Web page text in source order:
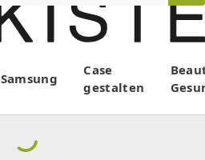
Samsung
Case
gestalten